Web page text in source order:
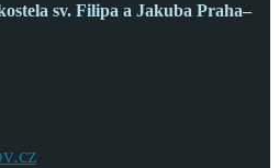
sv. Filipa a Jakuba Praha–